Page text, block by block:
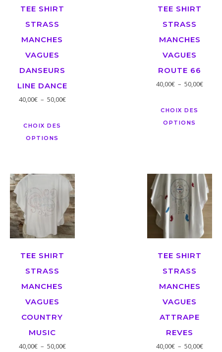
TEE SHIRT
STRASS
MANCHES
VAGUES
DANSEURS
LINE DANCE
40,00€ – 50,00€
CHOIX DES
OPTIONS
TEE SHIRT
STRASS
MANCHES
VAGUES
ROUTE 66
40,00€ – 50,00€
CHOIX DES
OPTIONS
TEE SHIRT
STRASS
MANCHES
VAGUES
COUNTRY
MUSIC
40,00€ – 50,00€
TEE SHIRT
STRASS
MANCHES
VAGUES
ATTRAPE
REVES
40,00€ – 50,00€